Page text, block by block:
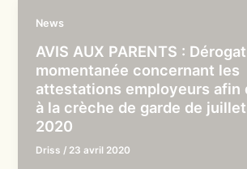
News
AVIS AUX PARENTS :
momentanée concernant les
attestations employeurs afin
à la crèche de garde de
2020
Driss / 23 avril 2020